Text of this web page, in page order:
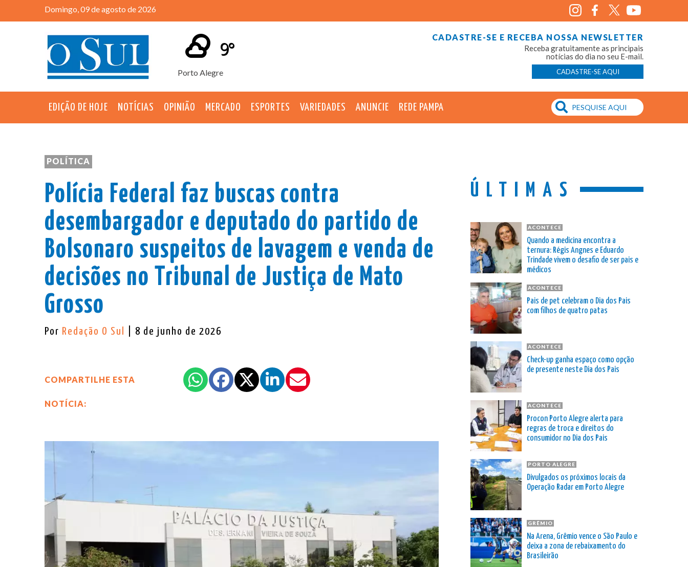
Domingo, 09 de agosto de 2026
Porto Alegre
9°
CADASTRE-SE E RECEBA NOSSA NEWSLETTER
Receba gratuitamente as principais
notícias do dia no seu E-mail.
CADASTRE-SE AQUI
EDIÇÃO DE HOJE NOTÍCIAS OPINIÃO MERCADO ESPORTES VARIEDADES ANUNCIE REDE PAMPA
POLÍTICA
Polícia Federal faz buscas contra
desembargador e deputado do partido de
Bolsonaro suspeitos de lavagem e venda de
decisões no Tribunal de Justiça de Mato
Grosso
Por Redação O Sul | 8 de junho de 2026
COMPARTILHE ESTA
NOTÍCIA:
ÚLTIMAS
ACONTECE
Quando a medicina encontra a
ternura: Régis Angnes e Eduardo
Trindade vivem o desafio de ser pais e
médicos
ACONTECE
Pais de pet celebram o Dia dos Pais
com filhos de quatro patas
ACONTECE
Check-up ganha espaço como opção
de presente neste Dia dos Pais
ACONTECE
Procon Porto Alegre alerta para
regras de troca e direitos do
consumidor no Dia dos Pais
PORTO ALEGRE
Divulgados os próximos locais da
Operação Radar em Porto Alegre
GRÊMIO
Na Arena, Grêmio vence o São Paulo e
deixa a zona de rebaixamento do
Brasileirão